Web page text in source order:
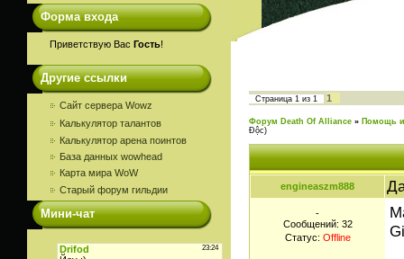
Форма входа
Приветствую Вас Гость!
Другие ссылки
Сайт сервера Wowz
Калькулятор талантов
Калькулятор арена поинтов
База данных wowhead
Карта мира WoW
Старый форум гильдии
Мини-чат
Страница 1 из 1 1
Форум Death Of Alliance » Помощь
Độc)
engineaszm888
-
Сообщений: 32
Статус: Offline